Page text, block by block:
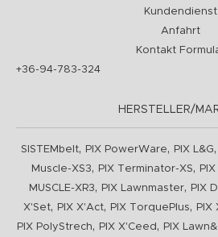
Kundendienst
Anfahrt
Kontakt
+36-94-783-324
HERSTELLER/
SISTEMbelt, PIX PowerWare, PIX L&G,
Muscle-XS3, PIX Terminator-XS,
MUSCLE-XR3, PIX Lawnmaster, PIX
X'Set, PIX X'Act, PIX TorquePlus, PIX
PIX PolyStrech, PIX X'Ceed , PIX